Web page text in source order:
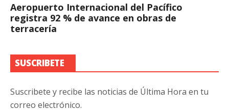
Aeropuerto Internacional del Pacífico
registra 92 % de avance en obras de
terracería
SUSCRIBETE
Suscribete y recibe las noticias de Última Hora en tu
correo electrónico.